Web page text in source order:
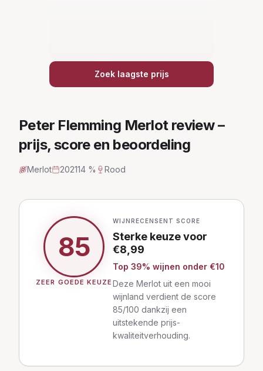
Zoek laagste prijs
Peter Flemming Merlotreview –
prijs, score en beoordeling
Merlot 202114 % Rood
85
ZEER GOEDE KEUZE
WIJNRECENSENT SCORE
Sterke keuzevoor
€8,99
Top 39% wijnen onder €10
Deze Merlot uit een mooi
wijnland verdient de score
85/100 dankzij een
uitstekende prijs-
kwaliteitverhouding.